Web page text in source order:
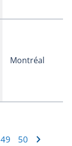
Montréal
49 50